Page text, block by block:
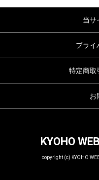
当サ
プライ
特定商取
お
KYOHO
copyright (c) KYOHO